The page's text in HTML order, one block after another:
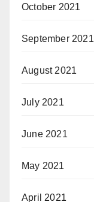
October 2021
September 2021
August 2021
July 2021
June 2021
May 2021
April 2021